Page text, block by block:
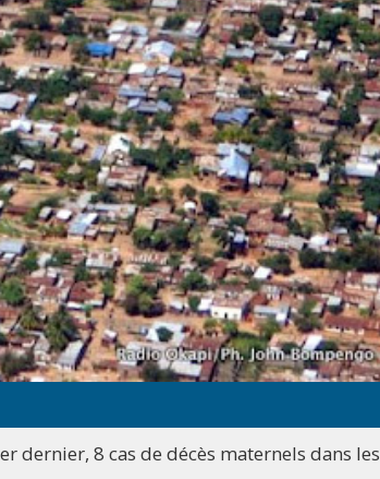
dernier, 8 cas de décès maternels dans les